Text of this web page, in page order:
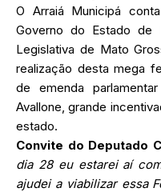
O Arraiá Municipá
Governo do Estado de
Legislativa de Mato
realização desta mega
de emenda
Avallone, grande
estado.
Convite do Deputado
dia 28 eu estarei aí
ajudei a viabilizar essa